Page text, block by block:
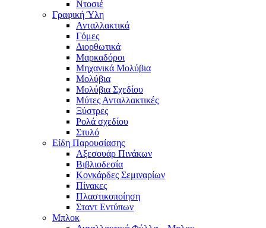
Ντοσιέ
Γραφική Ύλη
Ανταλλακτικά
Γόμες
Διορθωτικά
Μαρκαδόροι
Μηχανικά Μολύβια
Μολύβια
Μολύβια Σχεδίου
Μύτες Ανταλλακτικές
Ξύστρες
Ρολά σχεδίου
Στυλό
Είδη Παρουσίασης
Αξεσουάρ Πινάκων
Βιβλιοδεσία
Κονκάρδες Σεμιναρίων
Πίνακες
Πλαστικοποίηση
Σταντ Εντύπων
Μπλοκ